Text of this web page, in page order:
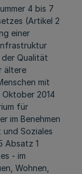
4 bis 7
(Artikel 2
einer
Qualität
ältere
mit
2014
für
im Benehmen
Soziales
Absatz 1
- im
Wohnen,